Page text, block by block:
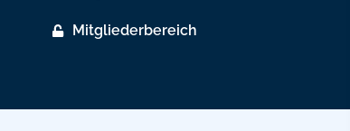
Mitgliederbereich